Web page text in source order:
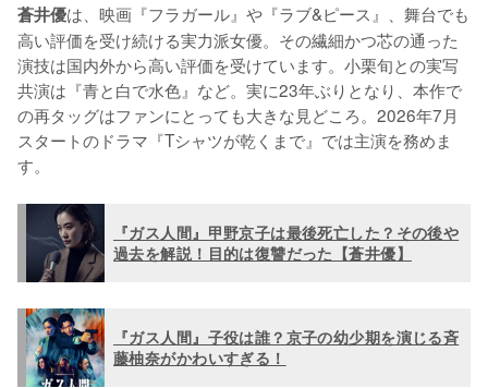
蒼井優は、映画『フラガール』や『ラブ&ピース』、舞台でも
高い評価を受け続ける実力派女優。その繊細かつ芯の通った
演技は国内外から高い評価を受けています。小栗旬との実写
共演は『青と白で水色』など。実に23年ぶりとなり、本作で
の再タッグはファンにとっても大きな見どころ。2026年7月
スタートのドラマ『Tシャツが乾くまで』では主演を務めま
す。
『ガス人間』甲野京子は最後死亡した？その後や
過去を解説！目的は復讐だった【蒼井優】
『ガス人間』子役は誰？京子の幼少期を演じる斉
藤柚奈がかわいすぎる！